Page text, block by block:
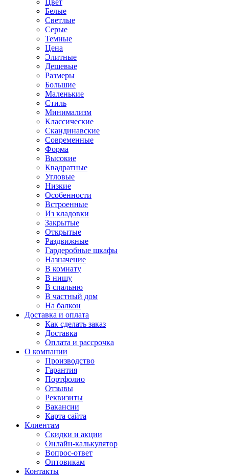
Цвет
Белые
Светлые
Серые
Темные
Цена
Элитные
Дешевые
Размеры
Большие
Маленькие
Стиль
Минимализм
Классические
Скандинавские
Современные
Форма
Высокие
Квадратные
Угловые
Низкие
Особенности
Встроенные
Из кладовки
Закрытые
Открытые
Раздвижные
Гардеробные шкафы
Назначение
В комнату
В нишу
В спальню
В частный дом
На балкон
Доставка и оплата
Как сделать заказ
Доставка
Оплата и рассрочка
О компании
Производство
Гарантия
Портфолио
Отзывы
Реквизиты
Вакансии
Карта сайта
Клиентам
Скидки и акции
Онлайн-калькулятор
Вопрос-ответ
Оптовикам
Контакты